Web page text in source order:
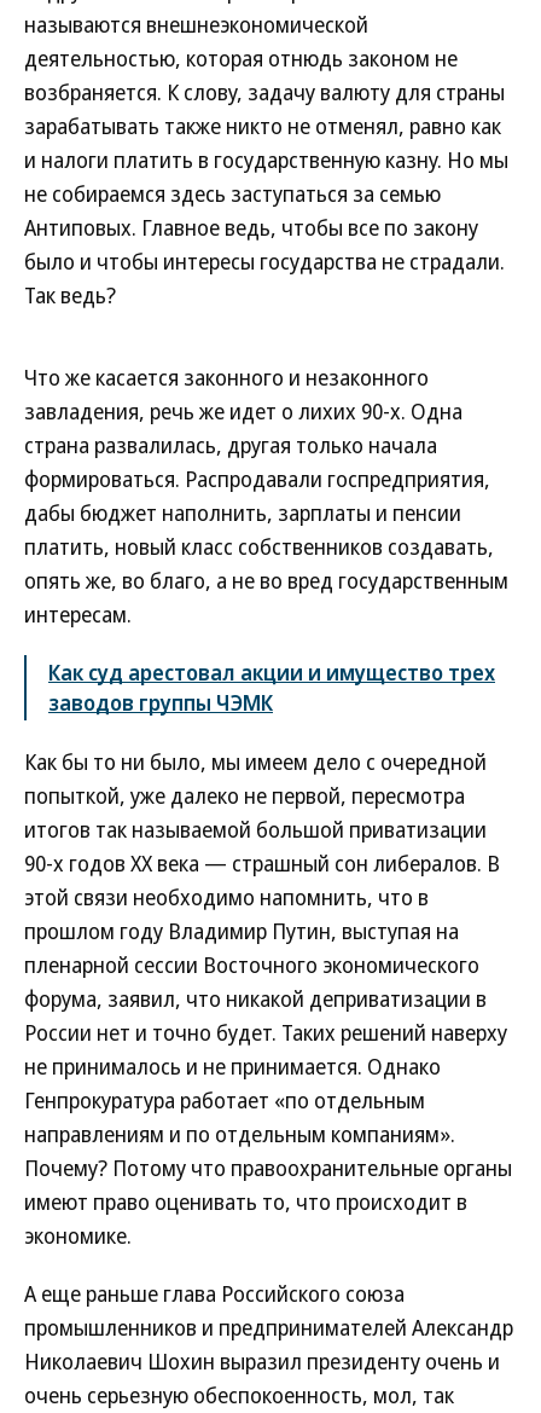
называются внешнеэкономической
деятельностью, которая отнюдь законом не
возбраняется. К слову, задачу валюту для страны
зарабатывать также никто не отменял, равно как
и налоги платить в государственную казну. Но мы
не собираемся здесь заступаться за семью
Антиповых. Главное ведь, чтобы все по закону
было и чтобы интересы государства не страдали.
Так ведь?
Что же касается законного и незаконного
завладения, речь же идет о лихих 90-х. Одна
страна развалилась, другая только начала
формироваться. Распродавали госпредприятия,
дабы бюджет наполнить, зарплаты и пенсии
платить, новый класс собственников создавать,
опять же, во благо, а не во вред государственным
интересам.
Как суд арестовал акции и имущество трех
заводов группы ЧЭМК
Как бы то ни было, мы имеем дело с очередной
попыткой, уже далеко не первой, пересмотра
итогов так называемой большой приватизации
90-х годов XX века — страшный сон либералов. В
этой связи необходимо напомнить, что в
прошлом году Владимир Путин, выступая на
пленарной сессии Восточного экономического
форума, заявил, что никакой деприватизации в
России нет и точно будет. Таких решений наверху
не принималось и не принимается. Однако
Генпрокуратура работает «по отдельным
направлениям и по отдельным компаниям».
Почему? Потому что правоохранительные органы
имеют право оценивать то, что происходит в
экономике.
А еще раньше глава Российского союза
промышленников и предпринимателей Александр
Николаевич Шохин выразил президенту очень и
очень серьезную обеспокоенность, мол, так